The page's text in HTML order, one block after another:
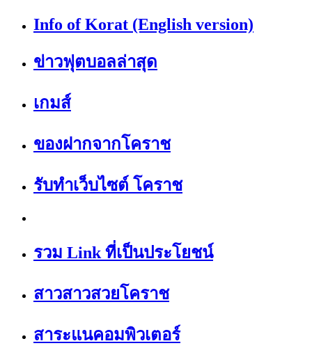
Info of Korat (English version)
ข่าวฟุตบอลล่าสุด
เกมส์
ของฝากจากโคราช
รับทำเว็บไซต์ โคราช
รวม Link ที่เป็นประโยชน์
สาวสาวสวยโคราช
สาระแนคอมพิวเตอร์